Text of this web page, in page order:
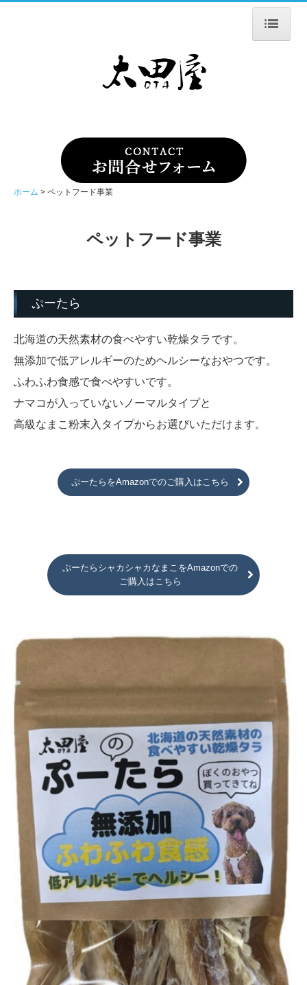
乾燥ナマコ事業
ペットフード事業
ホーム ペットフード事業
ペットフード事業
ぷーたら
北海道の天然素材の食べやすい乾燥タラです。
無添加で低アレルギーのためヘルシーなおやつです。
ふわふわ食感で食べやすいです。
ナマコが入っていないノーマルタイプと
高級なまこ粉末入タイプからお選びいただけます。
ぷーたらをAmazonでのご購入はこちら
ぷーたらシャカシャカなまこをAmazonでの
ご購入はこちら